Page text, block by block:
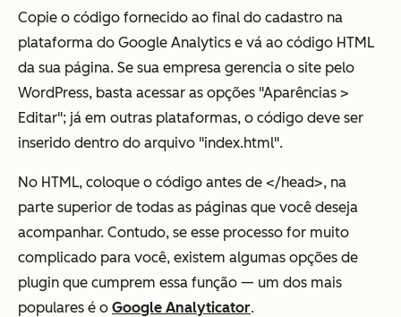
Copie o código fornecido ao final do cadastro na
plataforma do Google Analytics e vá ao código HTML
da sua página. Se sua empresa gerencia o site pelo
WordPress, basta acessar as opções "Aparências >
Editar"; já em outras plataformas, o código deve ser
inserido dentro do arquivo "index.html".
No HTML, coloque o código antes de </head>, na
parte superior de todas as páginas que você deseja
acompanhar. Contudo, se esse processo for muito
complicado para você, existem algumas opções de
plugin que cumprem essa função — um dos mais
populares é o Google Analyticator.